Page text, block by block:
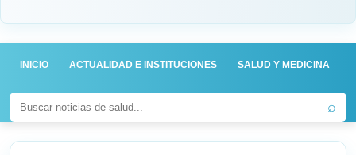
INICIO ACTUALIDAD E INSTITUCIONES SALUD Y MEDICINA
⌕